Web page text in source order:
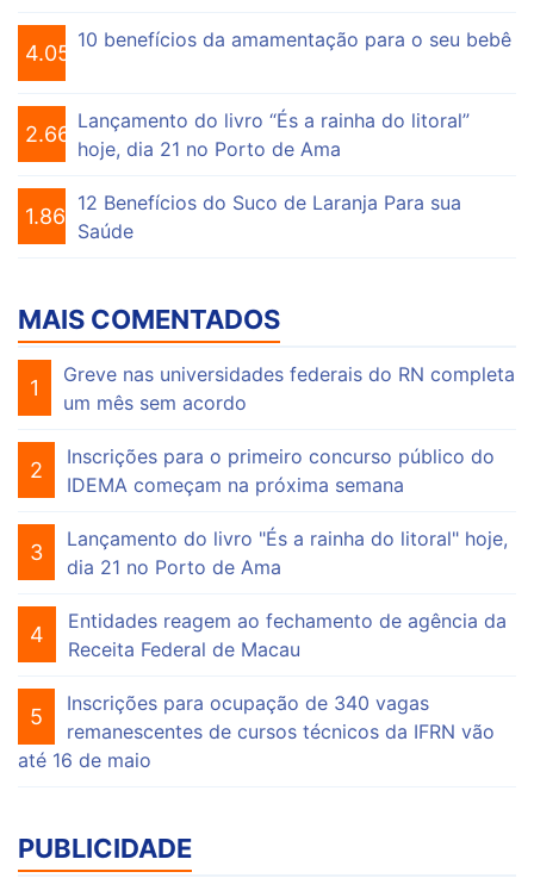
4.056
10 benefícios da amamentação para o seu bebê
2.663
Lançamento do livro “És a rainha do litoral”
hoje, dia 21 no Porto de Ama
1.865
12 Benefícios do Suco de Laranja Para sua
Saúde
MAIS COMENTADOS
1
Greve nas universidades federais do RN completa
um mês sem acordo
2
Inscrições para o primeiro concurso público do
IDEMA começam na próxima semana
3
Lançamento do livro "És a rainha do litoral" hoje,
dia 21 no Porto de Ama
4
Entidades reagem ao fechamento de agência da
Receita Federal de Macau
5
Inscrições para ocupação de 340 vagas
remanescentes de cursos técnicos da IFRN vão
até 16 de maio
PUBLICIDADE